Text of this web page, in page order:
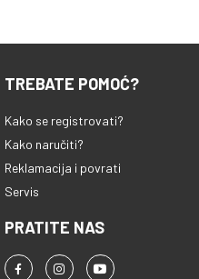
TREBATE POMOĆ?
Kako se registrovati?
Kako naručiti?
Reklamacija i povrati
Servis
PRATITE NAS